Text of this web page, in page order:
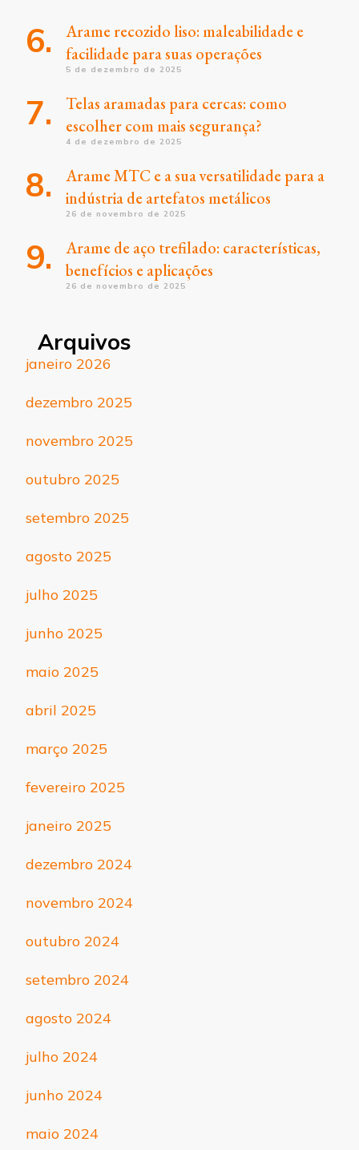
Arame recozido liso: maleabilidade e
facilidade para suas operações
5 de dezembro de 2025
Telas aramadas para cercas: como
escolher com mais segurança?
4 de dezembro de 2025
Arame MTC e a sua versatilidade para a
indústria de artefatos metálicos
26 de novembro de 2025
Arame de aço trefilado: características,
benefícios e aplicações
26 de novembro de 2025
Arquivos
janeiro 2026
dezembro 2025
novembro 2025
outubro 2025
setembro 2025
agosto 2025
julho 2025
junho 2025
maio 2025
abril 2025
março 2025
fevereiro 2025
janeiro 2025
dezembro 2024
novembro 2024
outubro 2024
setembro 2024
agosto 2024
julho 2024
junho 2024
maio 2024